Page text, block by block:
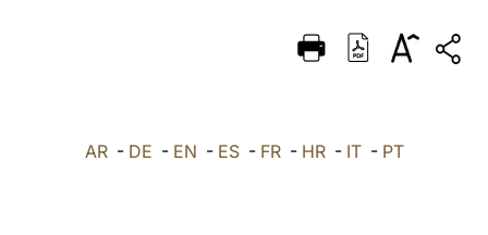
ITALIANO
AR- DE - EN - ES- FR- HR- IT- PT